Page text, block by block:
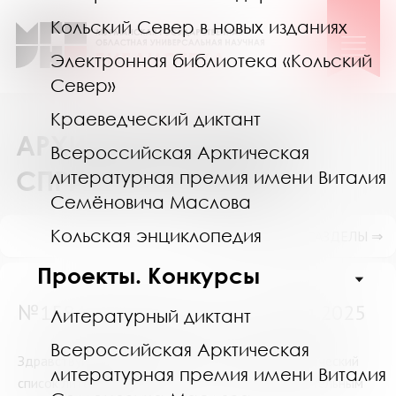
Кольский Север в новых изданиях
Электронная библиотека «Кольский
Север»
Краеведческий диктант
Всероссийская Арктическая
литературная премия имени Виталия
Семёновича Маслова
Кольская энциклопедия
Проекты. Конкурсы
Литературный диктант
Всероссийская Арктическая
литературная премия имени Виталия
АРХИВ ВЫПОЛНЕННЫХ
СПРАВОК И ПОИСК
№15842 (Мурманск) от 14 июля 2025
Здравствуйте. Можно подготовить библиографический
список литературы для школ с низким образовательным
ПОКАЗАТЬ ПОДРАЗДЕЛЫ ⇒